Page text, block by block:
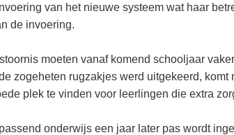
van het nieuwe systeem wat haar
de invoering.
moeten vanaf komend schooljaar
zogeheten rugzakjes werd uitgekeerd, komt
plek te vinden voor leerlingen die extra
onderwijs een jaar later pas wordt